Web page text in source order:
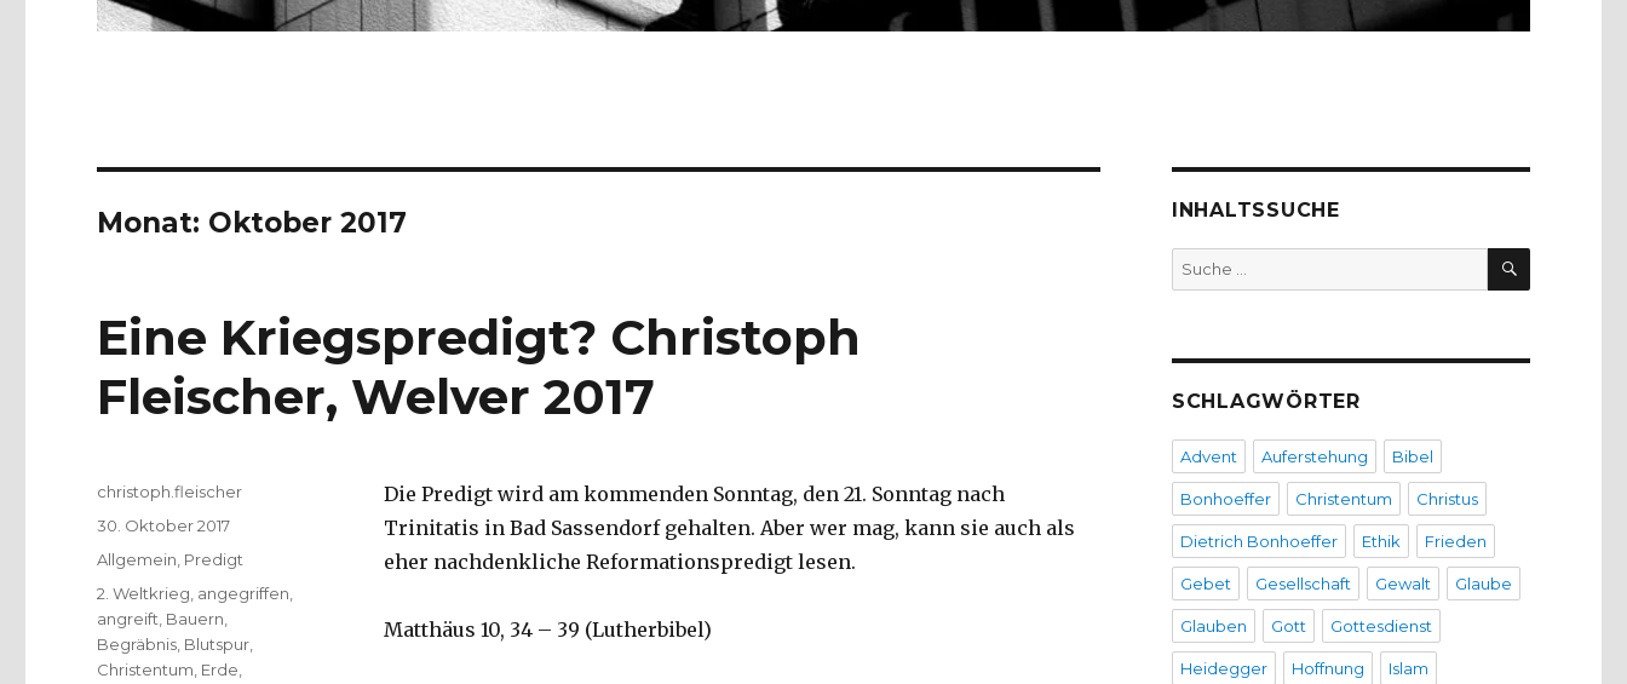
Monat: Oktober 2017
Eine Kriegspredigt? Christoph
Fleischer, Welver 2017
Die Predigt wird am kommenden Sonntag, den 21. Sonntag nach
Trinitatis in Bad Sassendorf gehalten. Aber wer mag, kann sie auch als
eher nachdenkliche Reformationspredigt lesen.
Matthäus 10, 34 – 39 (Lutherbibel)
Autor
christoph.fleischer
Veröffentlicht
am
30. Oktober 2017
Kategorien
Allgemein Predigt
Schlagwörter
2. Weltkrieg angegriffen
angreift Bauern
Begräbnis Blutspur
Christentum Erde
INHALTSSUCHE
Suche
nach:
SUCHEN
SCHLAGWÖRTER
Advent Auferstehung Bibel
Bonhoeffer Christentum Christus
Dietrich Bonhoeffer Ethik Frieden
Gebet Gesellschaft Gewalt Glaube
Glauben Gott Gottesdienst
Heidegger Hoffnung Islam